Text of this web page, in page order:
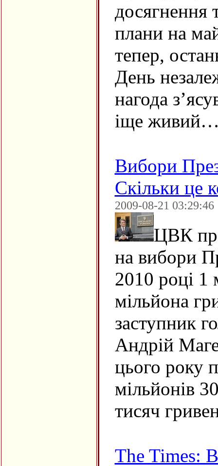
досягнення
плани на
тепер,
День
нагода
іще
Вибори
Скільки це
2009-08-21 03:29:46
ЦВК
на вибори
2010 році 1
мільйона
заступник
Андрій
цього року
мільйонів
тисяч
The Times: